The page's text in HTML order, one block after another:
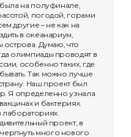
была на полуфинале,
погодой, горами
другие – не как на
в океанариум,
острова. Думаю, что
олимпиады проводят в
особенно таких, где
Так можно лучше
Наш проект был
Я определенно узнала
и бактериях.
лабораториях.
проект, в
много нового